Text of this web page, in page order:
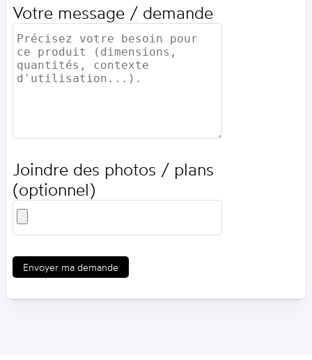
Votre message / demande
Joindre des photos / plans
(optionnel)
Envoyer ma demande